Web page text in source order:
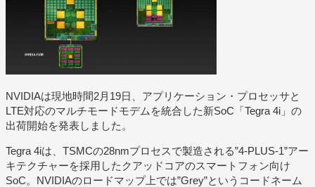
NVIDIAは現地時間2月19日、アプリケーション・プロセッサと
LTE対応のマルチモードモデムを統合した新SoC「Tegra 4i」の
出荷開始を発表しました。
Tegra 4iは、TSMCの28nmプロセスで製造される”4-PLUS-1”アー
キテクチャーを採用したクアッドコアのスマートフォン向け
SoC。NVIDIAのロードマップ上では”Grey”というコードネーム